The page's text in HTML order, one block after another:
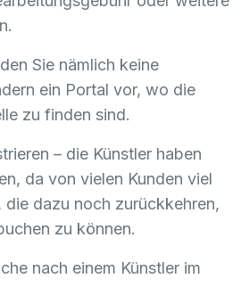
Sie nämlich keine
ein Portal vor, wo die
zu finden sind.
– die Künstler haben
da von vielen Kunden viel
dazu noch zurückkehren,
zu können.
nach einem Künstler im